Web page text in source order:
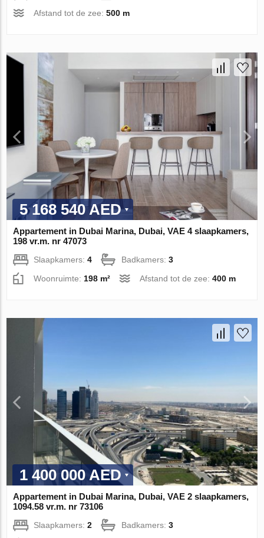
Afstand tot de zee:500 m
5 168 540 AED
Appartement in Dubai Marina, Dubai, VAE 4 slaapkamers,
198 vr.m. nr 47073
Slaapkamers:4 Badkamers:3
Woonruimte: 198 m² Afstand tot de zee:400 m
1 400 000 AED
Appartement in Dubai Marina, Dubai, VAE 2 slaapkamers,
1094.58 vr.m. nr 73106
Slaapkamers:2 Badkamers:3